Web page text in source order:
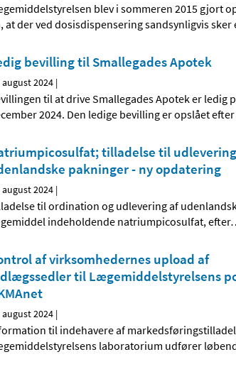
blev i sommeren 2015 gjort
at der ved dosisdispensering sandsynligvis sker
bevilling til Smallegades Apotek
august 2024 |
til at drive Smallegades Apotek er ledig
2024. Den ledige bevilling er opslået
tilladelse til
pakninger - ny opdatering
august 2024 |
til ordination og udlevering af
indeholdende natriumpicosulfat, efter
af virksomhedernes upload af
til Lægemiddelstyrelsens
august 2024 |
til indehavere af
laboratorium udfører